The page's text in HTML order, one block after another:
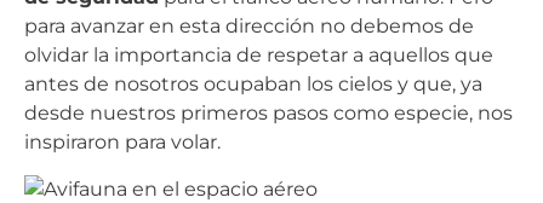
para avanzar en esta dirección no debemos de
olvidar la importancia de respetar a aquellos que
antes de nosotros ocupaban los cielos y que, ya
desde nuestros primeros pasos como especie, nos
inspiraron para volar.